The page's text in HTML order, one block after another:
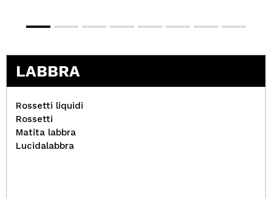
LABBRA
Rossetti liquidi
Rossetti
Matita labbra
Lucidalabbra